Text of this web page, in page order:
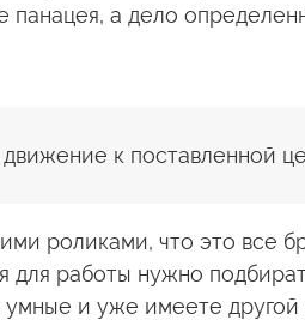
а дело
к поставленной
роликами, что это все
для работы нужно
умные и уже имеете